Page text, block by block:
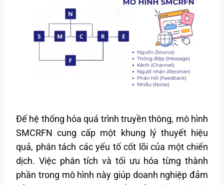
Để hệ thống hóa quá trình truyền thông, mô hình
SMCRFN cung cấp một khung lý thuyết hiệu
quả, phân tách các yếu tố cốt lõi của một chiến
dịch. Việc phân tích và tối ưu hóa từng thành
phần trong mô hình này giúp doanh nghiệp đảm